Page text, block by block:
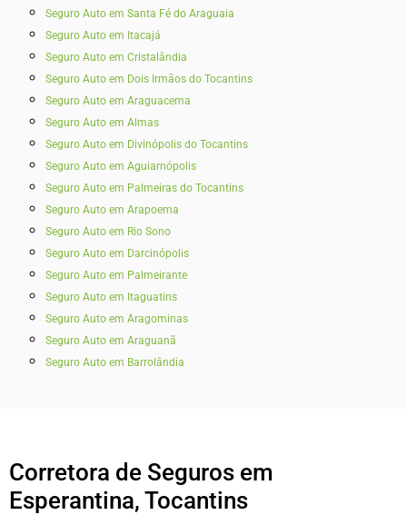
Seguro Auto em Santa Fé do Araguaia
Seguro Auto em Itacajá
Seguro Auto em Cristalândia
Seguro Auto em Dois Irmãos do Tocantins
Seguro Auto em Araguacema
Seguro Auto em Almas
Seguro Auto em Divinópolis do Tocantins
Seguro Auto em Aguiarnópolis
Seguro Auto em Palmeiras do Tocantins
Seguro Auto em Arapoema
Seguro Auto em Rio Sono
Seguro Auto em Darcinópolis
Seguro Auto em Palmeirante
Seguro Auto em Itaguatins
Seguro Auto em Aragominas
Seguro Auto em Araguanã
Seguro Auto em Barrolândia
Corretora de Seguros em
Esperantina, Tocantins